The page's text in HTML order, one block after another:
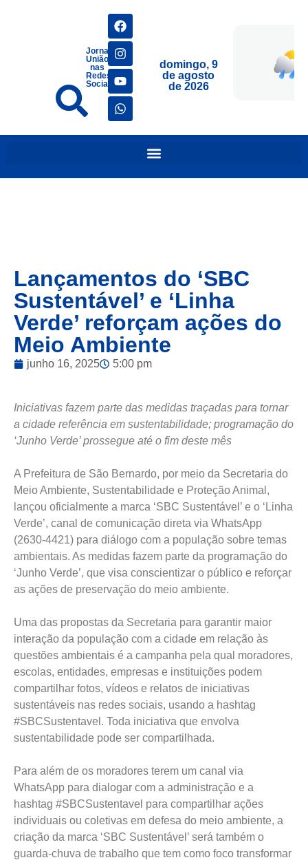
Jornais
União
nas
Redes
Sociais
domingo, 9
de agosto
de 2026
Lançamentos do ‘SBC
Sustentável’ e ‘Linha
Verde’ reforçam ações do
Meio Ambiente
junho 16, 2025 5:00 pm
Iniciativas fazem parte das medidas traçadas para tornar
a cidade referência em sustentabilidade; programação do
‘Junho Verde’ prossegue até o fim deste mês
A Prefeitura de São Bernardo, por meio da Secretaria do
Meio Ambiente, Sustentabilidade e Proteção Animal,
lançou oficialmente a marca ‘SBC Sustentável’ e o ‘Linha
Verde’, canal de comunicação direta via WhatsApp
(2630-4421) para diálogo com a população sobre temas
ambientais. As medidas fazem parte da programação do
‘Junho Verde’, que visa conscientizar o público e reforçar
as ações de preservação do meio ambiente.
Uma das propostas da Secretaria para garantir maior
interação da população com a cidade em relação às
questões ambientais é a campanha pela qual moradores,
escolas, entidades, empresas e instituições podem
compartilhar fotos, vídeos e relatos de iniciativas
sustentáveis nas redes sociais, usando a hashtag
#SBCSustentavel. Toda iniciativa que envolva
sustentabilidade pode ser compartilhada.
Para além de os moradores terem um canal via
WhatsApp para dialogar com a administração e a
hashtag #SBCSustentavel para compartilhar ações
individuais ou coletivas em defesa do meio ambiente, a
criação da marca ‘SBC Sustentável’ será também o
guarda-chuva de trabalho que tem como foco transformar